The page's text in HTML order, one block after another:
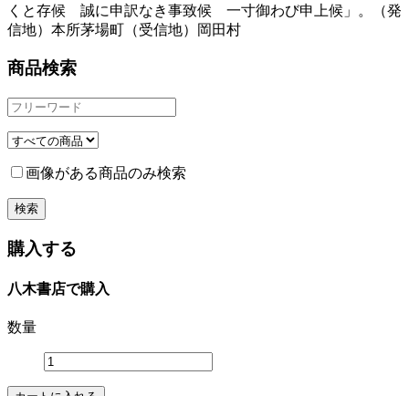
くと存候 誠に申訳なき事致候 一寸御わび申上候」。（発
信地）本所茅場町（受信地）岡田村
商品検索
画像がある商品のみ検索
購入する
八木書店で購入
数量